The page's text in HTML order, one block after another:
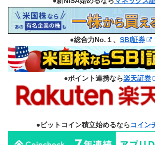
●総合力No.１、 SBI証券
●ポイント連携なら楽天証券
●ビットコイン積立始めるならコイン